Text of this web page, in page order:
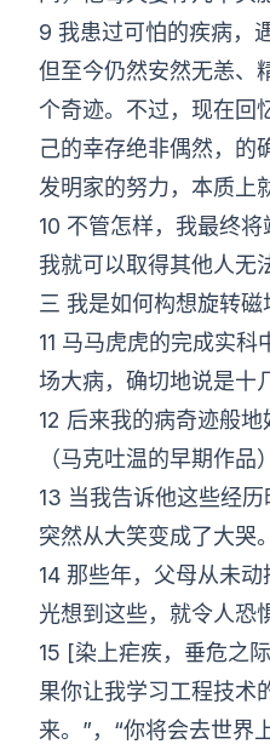
9 我患过可怕的疾病，
但至今仍然安然无恙、
个奇迹。不过，现在回
己的幸存绝非偶然，的
发明家的努力，本质上
10 不管怎样，我最终
我就可以取得其他人无
三 我是如何构想旋转磁
11 马马虎虎的完成实
场大病，确切地说是十
12 后来我的病奇迹般
（马克吐温的早期作品
13 当我告诉他这些经
突然从大笑变成了大哭。
14 那些年，父母从未动
光想到这些，就令人恐
15 [染上疟疾，垂危之
果你让我学习工程技术
来。”，“你将会去世界